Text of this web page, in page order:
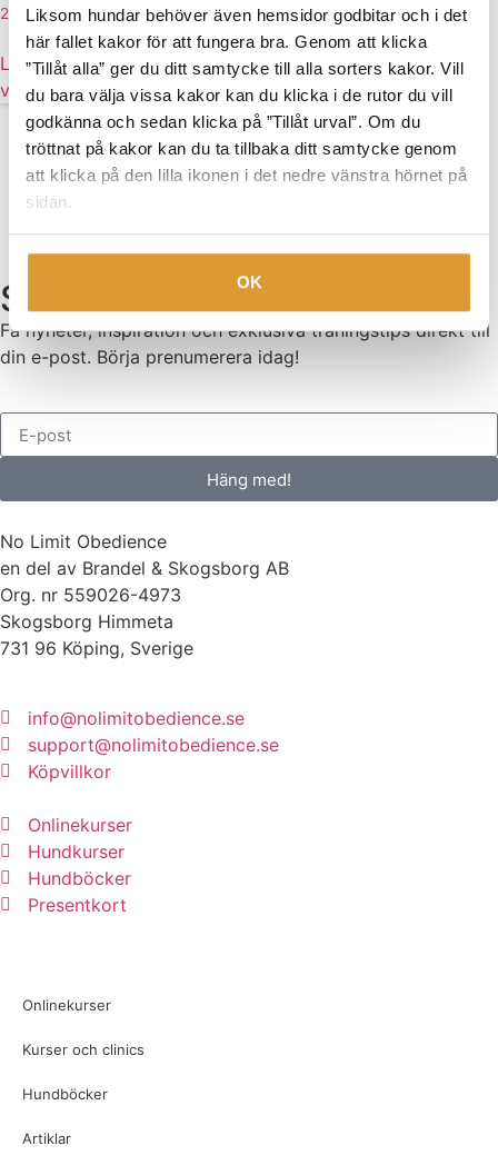
Liksom hundar behöver även hemsidor godbitar och i det
här fallet kakor för att fungera bra. Genom att klicka
”Tillåt alla” ger du ditt samtycke till alla sorters kakor. Vill
du bara välja vissa kakor kan du klicka i de rutor du vill
godkänna och sedan klicka på ”Tillåt urval”. Om du
tröttnat på kakor kan du ta tillbaka ditt samtycke genom
att klicka på den lilla ikonen i det nedre vänstra hörnet på
sidan.
OK
Betygsatt
5.00
249,00kr
Lägg till i
varukorg
Betygsatt
4.92
av 5
249,00kr
Lägg till i
varukorg
Senaste nytt
Få nyheter, inspiration och exklusiva träningstips direkt till
din e-post. Börja prenumerera idag!
Häng med!
No Limit Obedience
en del av Brandel & Skogsborg AB
Org. nr 559026-4973
Skogsborg Himmeta
731 96 Köping, Sverige
info@nolimitobedience.se
support@nolimitobedience.se
Köpvillkor
Onlinekurser
Hundkurser
Hundböcker
Presentkort
Onlinekurser
Kurser och clinics
Hundböcker
Artiklar